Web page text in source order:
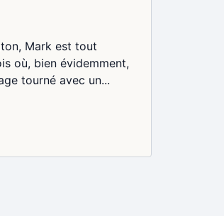
Mark est tout
où, bien évidemment,
tourné avec un...